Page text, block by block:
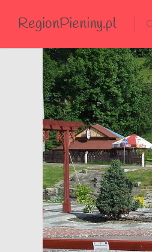
RegionPieniny.pl